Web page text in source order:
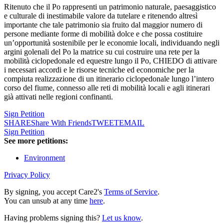
Ritenuto che il Po rappresenti un patrimonio naturale, paesaggistico
e culturale di inestimabile valore da tutelare e ritenendo altresì
importante che tale patrimonio sia fruito dal maggior numero di
persone mediante forme di mobilità dolce e che possa costituire
un’opportunità sostenibile per le economie locali, individuando negli
argini golenali del Po la matrice su cui costruire una rete per la
mobilità ciclopedonale ed equestre lungo il Po, CHIEDO di attivare
i necessari accordi e le risorse tecniche ed economiche per la
compiuta realizzazione di un itinerario ciclopedonale lungo l’intero
corso del fiume, connesso alle reti di mobilità locali e agli itinerari
già attivati nelle regioni confinanti.
Sign Petition
SHAREShare With FriendsTWEETEMAIL
Sign Petition
See more petitions:
Environment
Privacy Policy
By signing, you accept Care2's Terms of Service.
You can unsub at any time here.
Having problems signing this? Let us know.